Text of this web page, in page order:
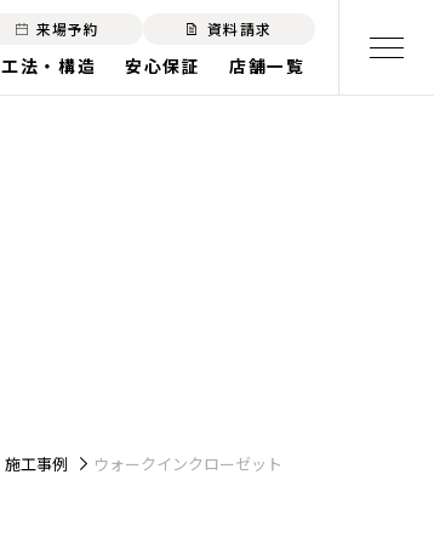
来場予約 資料請求
工法・構造 安心保証 店舗一覧
施工事例 ウォークインクローゼット